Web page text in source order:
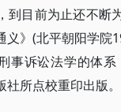
到目前为止还不断
义》(北平朝阳学院
事诉讼法学的体系
所点校重印出版。